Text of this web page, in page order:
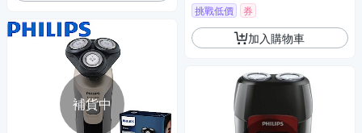
補貨中
挑戰低價 券
加入購物車